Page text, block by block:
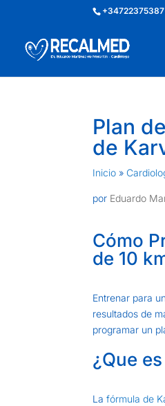
+34722375387
Plan
de
Inicio »
por Eduardo
Cómo
de 10
Entrenar para
resultados de
programar un
¿Que
Lafórmula de